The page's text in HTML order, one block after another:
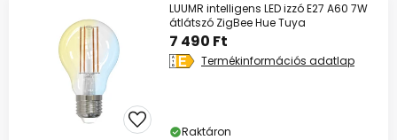
LUUMR intelligens LED izzó E27 A60 7W
átlátszó ZigBee Hue Tuya
7 490 Ft
Termékinformációs adatlap
Raktáron